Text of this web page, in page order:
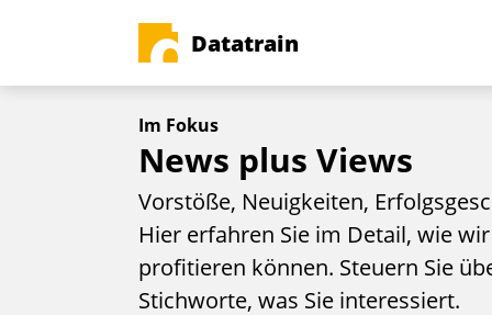
Datatrain
Im Fokus
News plus Views
Vorstöße, Neuigkeiten,
Hier erfahren Sie im Detail, wie
profitieren können. Steuern Sie
Stichworte, was Sie interessiert.